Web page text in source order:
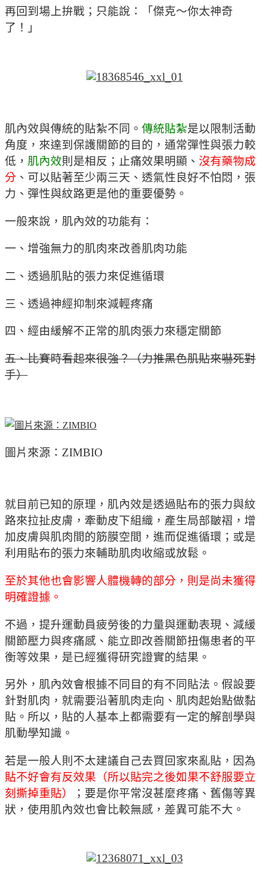
再回到場上拚戰；只能說：「傑克～你太神奇
了！」
肌內效與傳統的貼紮不同。 傳統貼紮是以限制活動
角度，來達到保護關節的目的，通常彈性與張力較
低， 肌內效則是相反；止痛效果明顯、 沒有藥物成
分 、可以貼著至少兩三天、透氣性良好不怕悶，張
力、彈性與紋路更是他的重要優勢。
一般來說，肌內效的功能有：
一、增強無力的肌肉來改善肌肉功能
二、透過肌貼的張力來促進循環
三、透過神經抑制來減輕疼痛
四、經由緩解不正常的肌肉張力來穩定關節
五、比賽時看起來很強？（力推黑色肌貼來嚇死對
手）
圖片來源：ZIMBIO
就目前已知的原理，肌內效是透過貼布的張力與紋
路來拉扯皮膚，牽動皮下組織，產生局部皺褶，增
加皮膚與肌肉間的筋膜空間，進而促進循環；或是
利用貼布的張力來輔助肌肉收縮或放鬆。
至於其他也會影響人體機轉的部分，則是尚未獲得
明確證據。
不過，提升運動員疲勞後的力量與運動表現、減緩
關節壓力與疼痛感、能立即改善關節扭傷患者的平
衡等效果，是已經獲得研究證實的結果。
另外，肌內效會根據不同目的有不同貼法。假設要
針對肌肉，就需要沿著肌肉走向、肌肉起始點做黏
貼。所以，貼的人基本上都需要有一定的解剖學與
肌動學知識。
若是一般人則不太建議自己去買回家來亂貼，因為
貼不好會有反效果（所以貼完之後如果不舒服要立
刻撕掉重貼）
；要是你平常沒甚麼疼痛、舊傷等異
狀，使用肌內效也會比較無感，差異可能不大。